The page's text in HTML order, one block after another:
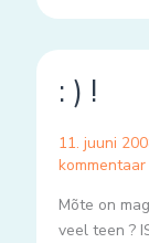
: ) !
11. juuni
kommentaar
Mõte on
veel teen ?
)